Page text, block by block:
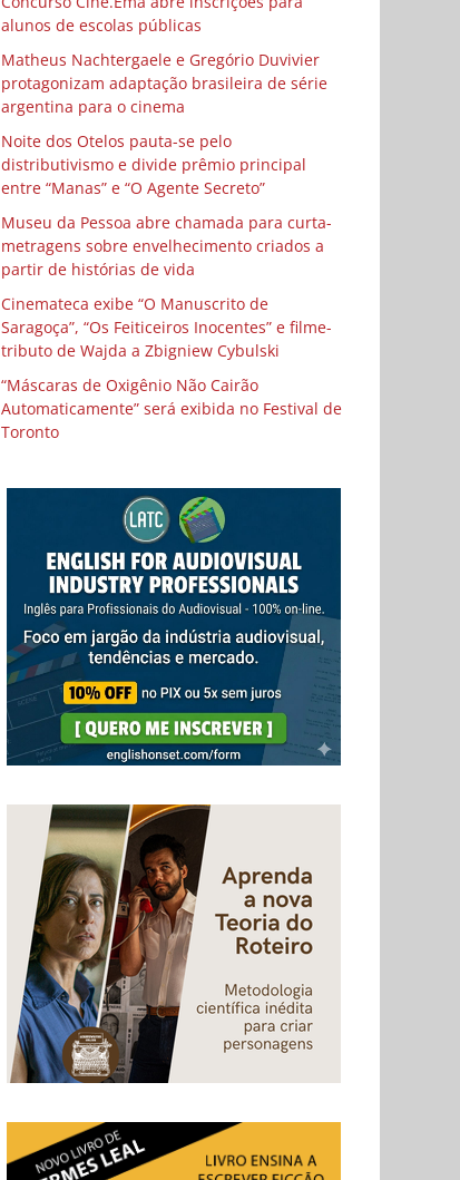
alunos de escolas públicas
Matheus Nachtergaele e Gregório Duvivier
protagonizam adaptação brasileira de série
argentina para o cinema
Noite dos Otelos pauta-se pelo
distributivismo e divide prêmio principal
entre “Manas” e “O Agente Secreto”
Museu da Pessoa abre chamada para curta-
metragens sobre envelhecimento criados a
partir de histórias de vida
Cinemateca exibe “O Manuscrito de
Saragoça”, “Os Feiticeiros Inocentes” e filme-
tributo de Wajda a Zbigniew Cybulski
“Máscaras de Oxigênio Não Cairão
Automaticamente” será exibida no Festival de
Toronto